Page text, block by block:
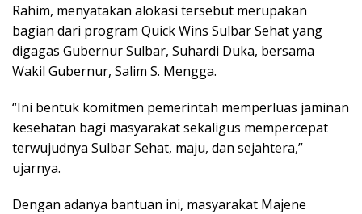
Rahim, menyatakan alokasi tersebut merupakan
bagian dari program Quick Wins Sulbar Sehat yang
digagas Gubernur Sulbar, Suhardi Duka, bersama
Wakil Gubernur, Salim S. Mengga.
“Ini bentuk komitmen pemerintah memperluas jaminan
kesehatan bagi masyarakat sekaligus mempercepat
terwujudnya Sulbar Sehat, maju, dan sejahtera,”
ujarnya.
Dengan adanya bantuan ini, masyarakat Majene